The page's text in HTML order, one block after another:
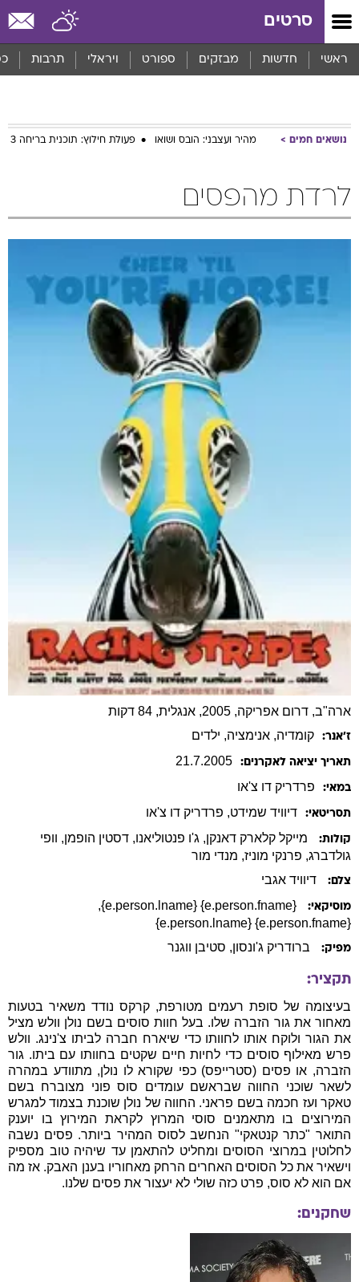
סרטים
ראשי חדשות מבזקים ספורט ויראלי תרבות
נושאים חמים מהיר ועצבני: הובס ושואו פעולת חילוץ: תוכנית בריחה 3
לרדת מהפסים
ארה"ב, דרום אפריקה, 2005, אנגלית, 84 דקות
ז׳אנר: קומדיה, אנימציה, ילדים
תאריך יציאה לאקרנים: 21.7.2005
במאי: פרדריק דו צ'או
תסריטאי: דיוויד שמידט, פרדריק דו צ'או
קולות: מייקל קלארק דאנקן, ג'ו פנטוליאנו, דסטין הופמן, וופי
גולדברג, פרנקי מוניז, מנדי מור
צלם: דיוויד אגבי
מוסיקאי: {e.person.fname} {e.person.lname}
,
{e.person.fname} {e.person.lname}
מפיק: ברודריק ג'ונסון, סטיבן ווגנר
תקציר:
בעיצומה של סופת רעמים מטורפת, קרקס נודד משאיר בטעות
מאחור את גור הזברה שלו. בעל חוות סוסים בשם נולן וולש מציל
את הגור ולוקח אותו לחוותו כדי שיארח חברה לביתו צ'נינג. וולש
פרש מאילוף סוסים כדי לחיות חיים שקטים בחוותו עם ביתו. גור
הזברה, או פסים (סטרייפס) כפי שקורא לו נולן, מתוודע במהרה
לשאר שוכני החווה שבראשם עומדים סוס פוני מצוברח בשם
טאקר ועז חכמה בשם פראני. החווה של נולן שוכנת בצמוד למגרש
המירוצים בו מתאמנים סוסי המרוץ לקראת המירוץ בו יוענק
התואר "כתר קנטאקי" הנחשב לסוס המהיר ביותר. פסים נשבה
לחלוטין במרוצי הסוסים ומחליט להתאמן עד שיהיה טוב מספיק
וישאיר את כל הסוסים האחרים הרחק מאחוריו בענן האבק. אז מה
אם הוא לא סוס, פרט כזה שולי לא יעצור את פסים שלנו.
שחקנים: